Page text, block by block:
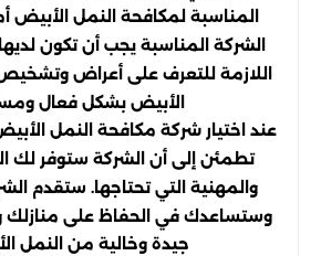
المناسبة لمكافحة النمل الأبيض
الشركة المناسبة يجب أن تكون
اللازمة للتعرف على أعراض
الأبيض بشكل فعال
عند اختيار شركة مكافحة النمل
تطمئن إلى أن الشركة ستوفر لك
والمهنية التي تحتاجها. ستقدم
وستساعدك في الحفاظ على منازلك
جيدة وخالية من النمل